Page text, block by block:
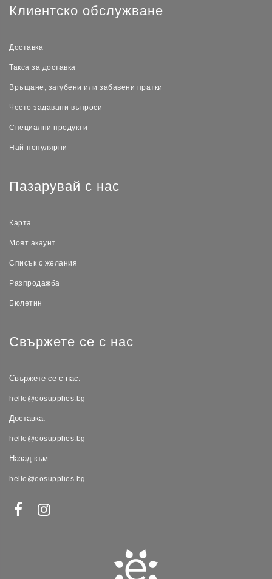
Клиентско обслужване
Доставка
Такса за доставка
Връщане, загубени или забавени пратки
Често задавани въпроси
Специални продукти
Най-популярни
Пазарувай с нас
Карта
Моят акаунт
Списък с желания
Разпродажба
Бюлетин
Свържете се с нас
Свържете се с нас:
hello@eosupplies.bg
Доставка:
hello@eosupplies.bg
Назад към:
hello@eosupplies.bg